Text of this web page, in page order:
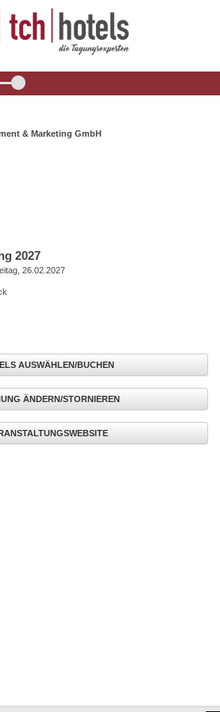
& Marketing GmbH
2027
26.02.2027
AUSWÄHLEN/BUCHEN
ÄNDERN/STORNIEREN